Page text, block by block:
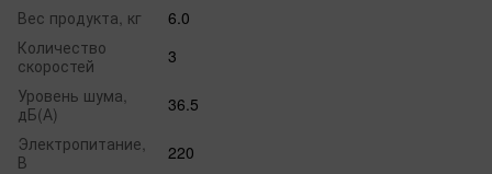
Вес продукта, кг
6.0
Количество
скоростей
3
Уровень шума,
дБ(А)
36.5
Электропитание,
В
220